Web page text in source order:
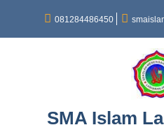
081284486450
SMA Islam